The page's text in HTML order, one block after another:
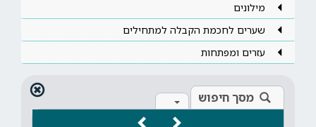
מילונים
שערים לחכמת הקבלה למתחילים
עזרים ומפתחות
מסך חיפוש